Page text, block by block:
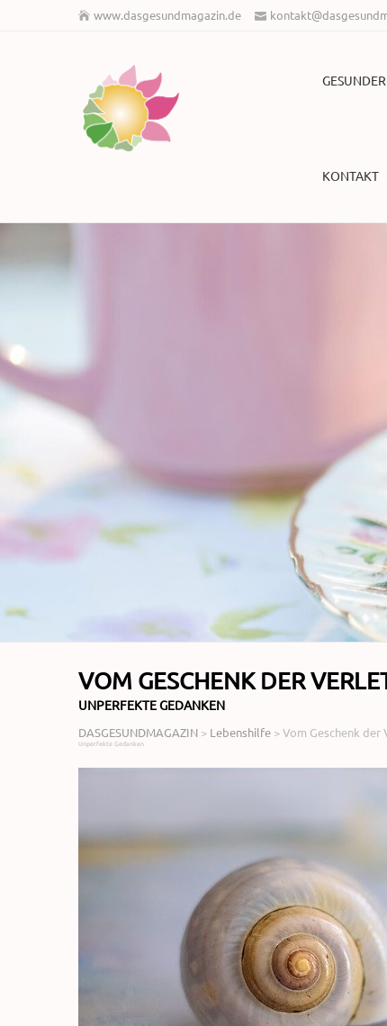
www.dasgesundmagazin.de
KONTAKT
VOM GESCHENK DER
UNPERFEKTE GEDANKEN
DASGESUNDMAGAZIN > Lebenshilfe >Vom Geschenk
Unperfekte Gedanken